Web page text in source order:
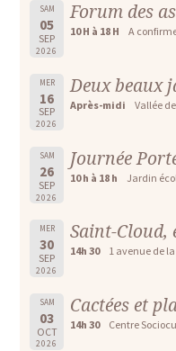
SAM
05
SEP
2026
Forum des
10 H à 18 H A
MER
16
SEP
2026
Deux beaux
Après-midi Vallée
SAM
26
SEP
2026
Journée
10 h à 18 h Jardin
MER
30
SEP
2026
Saint-Cloud,
14h 30 1 avenue de
SAM
03
OCT
2026
Cactées et
14h 30 Centre